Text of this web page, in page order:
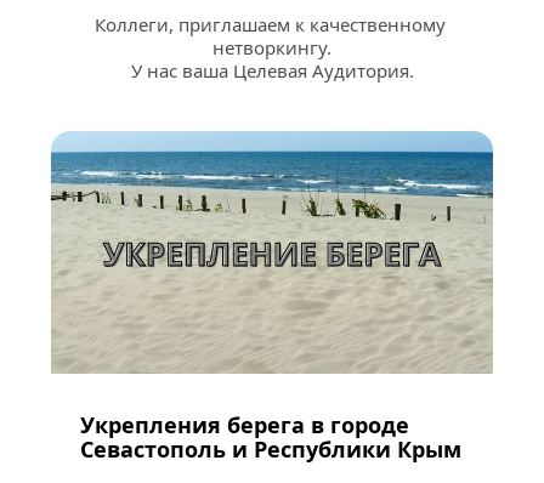
Коллеги, приглашаем к качественному
нетворкингу.
У нас ваша Целевая Аудитория.
Укрепления берега в городе
Севастополь и Республики Крым